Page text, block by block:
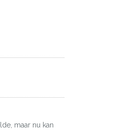
maar nu kan